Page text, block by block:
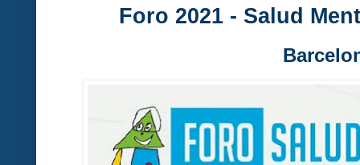
Foro 2021 - Salud